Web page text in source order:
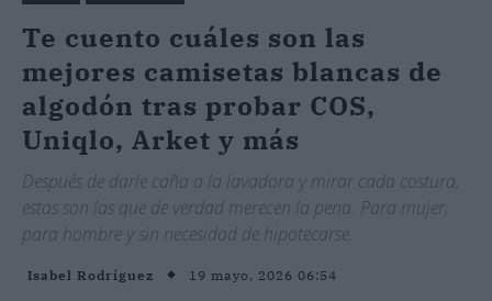
Te cuento cuáles son las
mejores camisetas blancas de
algodón tras probar COS,
Uniqlo, Arket y más
Después de darle caña a la lavadora y mirar cada costura,
estas son las que de verdad merecen la pena. Para mujer,
para hombre y sin necesidad de hipotecarse.
Isabel Rodríguez 19 mayo, 2026 06:54